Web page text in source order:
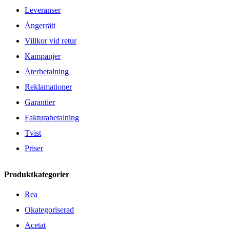
Leveranser
Ångerrätt
Villkor vid retur
Kampanjer
Återbetalning
Reklamationer
Garantier
Fakturabetalning
Tvist
Priser
Produktkategorier
Rea
Okategoriserad
Acetat